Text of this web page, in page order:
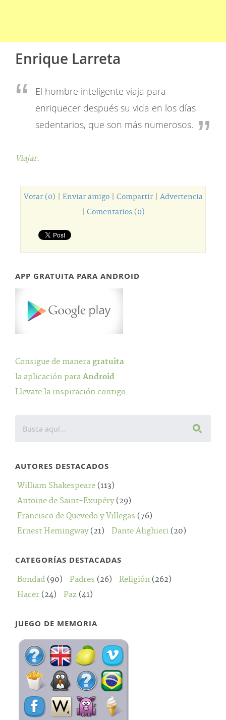
Enrique Larreta
El hombre inteligente viaja para
enriquecer después su vida en los días
sedentarios, que son más numerosos.
Viajar.
Votar (0) Enviar amigo| Compartir| Advertencia
Comentarios (0)
APP GRATUITA PARA ANDROID
Consigue de manera gratuita
la aplicación para Android.
Llevate la inspiración contigo.
AUTORES DESTACADOS
William Shakespeare (113)
Antoine de Saint-Exupéry(29)
Francisco de Quevedo y Villegas (76)
Ernest Hemingway(21) Dante Alighieri (20)
CATEGORÍAS DESTACADAS
Bondad (90) Padres (26) Religión (262)
Hacer (24) Paz (41)
JUEGO DE MEMORIA